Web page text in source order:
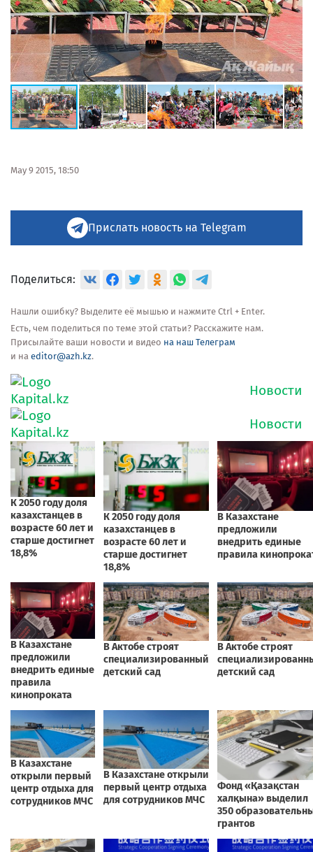
May 9 2015, 18:50
Прислать новость на Telegram
Поделиться:
Нашли ошибку? Выделите её мышью и нажмите Ctrl + Enter.
Есть, чем поделиться по теме этой статьи? Расскажите нам.
Присылайте ваши новости и видео на наш Телеграм
и на editor@azh.kz.